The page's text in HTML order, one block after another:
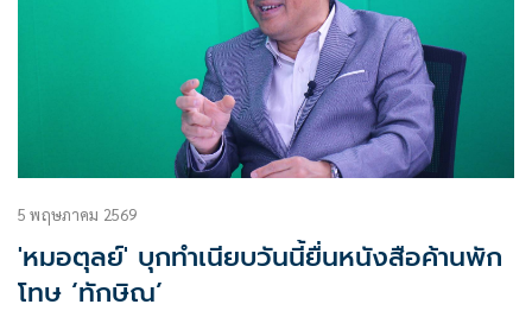
5 พฤษภาคม 2569
'หมอตุลย์' บุกทำเนียบวันนี้ยื่นหนังสือค้านพัก
โทษ ‘ทักษิณ’